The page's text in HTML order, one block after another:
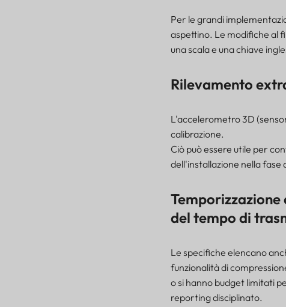
Per le grandi
aspettino. Le modifiche al
una scala e una chiave
Rilevamento
L'accelerometro 3D
calibrazione.
Ciò può essere utile per
dell'installazione nella fase
del tempo di
Le specifiche elencano
funzionalità di
o si hanno budget limitati
reporting disciplinato.